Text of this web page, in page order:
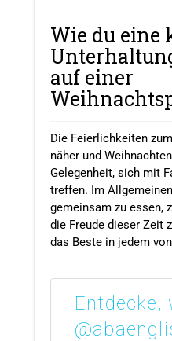
Wie du eine
auf einer
Die Feierlichkeiten
näher und
Gelegenheit, sich mit
treffen. Im
gemeinsam zu essen,
die Freude dieser Zeit
das Beste in jedem
Entdecke,